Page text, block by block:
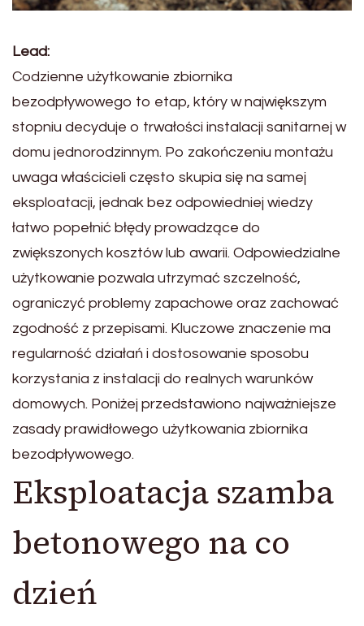
Lead:
Codzienne użytkowanie zbiornika
bezodpływowego to etap, który w największym
stopniu decyduje o trwałości instalacji sanitarnej w
domu jednorodzinnym. Po zakończeniu montażu
uwaga właścicieli często skupia się na samej
eksploatacji, jednak bez odpowiedniej wiedzy
łatwo popełnić błędy prowadzące do
zwiększonych kosztów lub awarii. Odpowiedzialne
użytkowanie pozwala utrzymać szczelność,
ograniczyć problemy zapachowe oraz zachować
zgodność z przepisami. Kluczowe znaczenie ma
regularność działań i dostosowanie sposobu
korzystania z instalacji do realnych warunków
domowych. Poniżej przedstawiono najważniejsze
zasady prawidłowego użytkowania zbiornika
bezodpływowego.
Eksploatacja szamba
betonowego na co
dzień